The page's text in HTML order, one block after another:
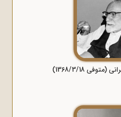
1368/3/18)